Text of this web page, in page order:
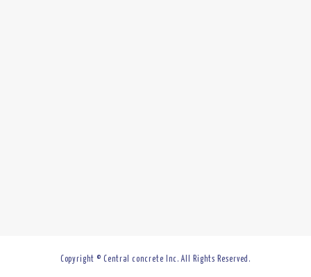
Copyright © Central concrete Inc. All Rights Reserved.